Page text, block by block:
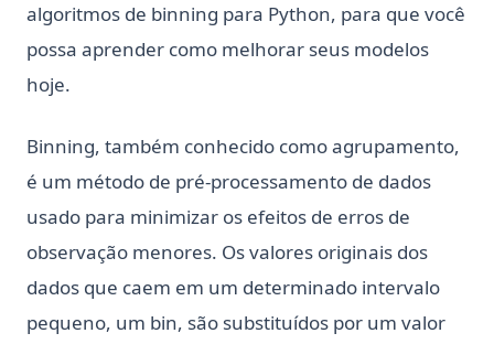
algoritmos de binning para Python, para que você
possa aprender como melhorar seus modelos
hoje.
Binning, também conhecido como agrupamento,
é um método de pré-processamento de dados
usado para minimizar os efeitos de erros de
observação menores. Os valores originais dos
dados que caem em um determinado intervalo
pequeno, um bin, são substituídos por um valor